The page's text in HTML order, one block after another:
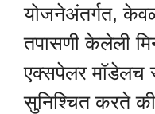
योजनेअंतर्गत, केवळ
तपासणी केलेली
एक्सपेलर मॉडेलच
सुनिश्चित करते